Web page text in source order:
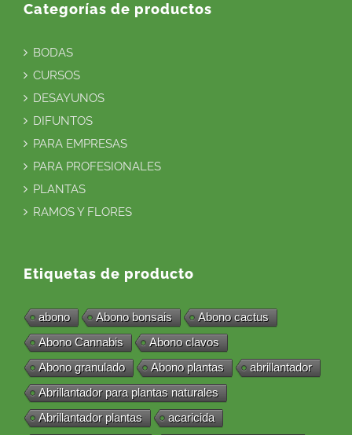
Categorías de productos
BODAS
CURSOS
DESAYUNOS
DIFUNTOS
PARA EMPRESAS
PARA PROFESIONALES
PLANTAS
RAMOS Y FLORES
Etiquetas de producto
abono Abono bonsais
Abono cactus
Abono Cannabis
Abono clavos
Abono granulado
Abono plantas
abrillantador
Abrillantador para plantas naturales
Abrillantador plantas
acaricida